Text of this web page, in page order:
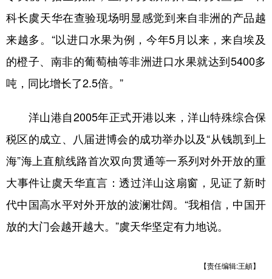
科长虞天华在查验现场明显感觉到来自非洲的产品越
来越多。“以进口水果为例，今年5月以来，来自埃及
的橙子、南非的葡萄柚等非洲进口水果就达到5400多
吨，同比增长了2.5倍。”
洋山港自2005年正式开港以来，洋山特殊综合保
税区的成立、八届进博会的成功举办以及“从钱凯到上
海”海上直航线路首次双向贯通等一系列对外开放的重
大事件让虞天华直言：透过洋山这扇窗，见证了新时
代中国高水平对外开放的波澜壮阔。“我相信，中国开
放的大门会越开越大。”虞天华坚定有力地说。
【责任编辑:王頔】